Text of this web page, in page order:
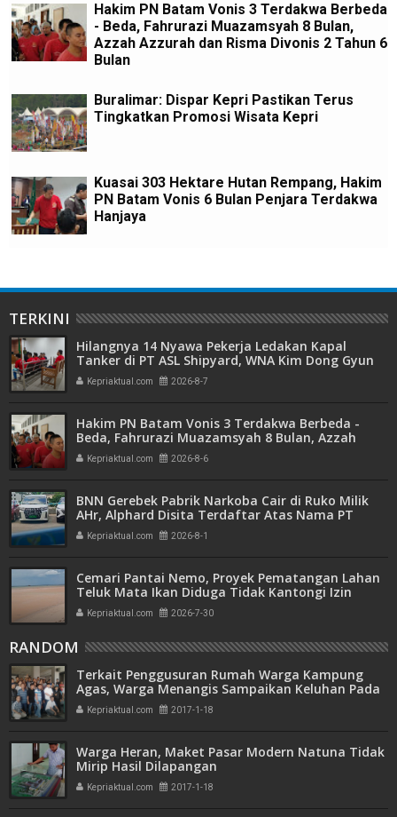
Hakim PN Batam Vonis 3 Terdakwa Berbeda
- Beda, Fahrurazi Muazamsyah 8 Bulan,
Azzah Azzurah dan Risma Divonis 2 Tahun 6
Bulan
Buralimar: Dispar Kepri Pastikan Terus
Tingkatkan Promosi Wisata Kepri
Kuasai 303 Hektare Hutan Rempang, Hakim
PN Batam Vonis 6 Bulan Penjara Terdakwa
Hanjaya
TERKINI
Hilangnya 14 Nyawa Pekerja Ledakan Kapal
Tanker di PT ASL Shipyard, WNA Kim Dong Gyun
Hanya Dituntut 1 Tahun 6 Bulan
Kepriaktual.com 2026-8-7
Hakim PN Batam Vonis 3 Terdakwa Berbeda -
Beda, Fahrurazi Muazamsyah 8 Bulan, Azzah
Azzurah dan Risma Divonis 2 Tahun 6 Bulan
Kepriaktual.com 2026-8-6
BNN Gerebek Pabrik Narkoba Cair di Ruko Milik
AHr, Alphard Disita Terdaftar Atas Nama PT
Mitra Usaha Properti
Kepriaktual.com 2026-8-1
Cemari Pantai Nemo, Proyek Pematangan Lahan
Teluk Mata Ikan Diduga Tidak Kantongi Izin
Amdal
Kepriaktual.com 2026-7-30
RANDOM
Terkait Penggusuran Rumah Warga Kampung
Agas, Warga Menangis Sampaikan Keluhan Pada
Dewan Kota Batam
Kepriaktual.com 2017-1-18
Warga Heran, Maket Pasar Modern Natuna Tidak
Mirip Hasil Dilapangan
Kepriaktual.com 2017-1-18